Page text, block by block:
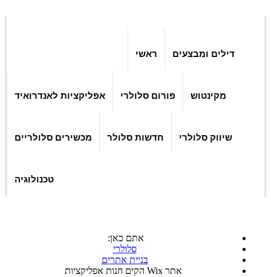
ראשי דילים ומבצעים
אפליקציות לאנדרואיד פורום סלולרי מקינטוש
מכשירים סלולריים חדשות סלולר שיווק סלולרי
טכנולוגיה
אתם כאן:
סלולרי
בניית אתרים
אתר Wix הקים חנות אפליקציות